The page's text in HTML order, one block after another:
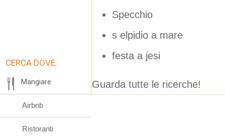
Specchio
s elpidio a mare
festa a jesi
Guarda tutte le ricerche!
CERCA DOVE:
Mangiare
Airbnb
Ristoranti